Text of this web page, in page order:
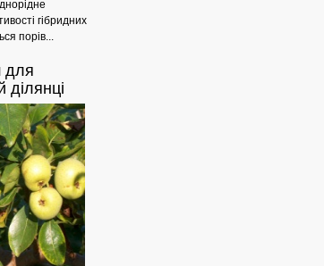
гібридних
порів...
для
ділянці